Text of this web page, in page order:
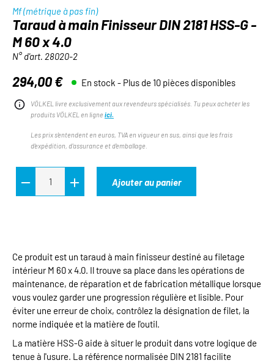
Mf (métrique à pas fin)
Taraud à main Finisseur DIN 2181 HSS-G -
M 60 x 4.0
N° d'art. 28020-2
Prix régulier :
294,00 € En stock - Plus de 10 pièces disponibles
VÖLKEL livre exclusivement aux revendeurs spécialisés. Tu peux acheter les
produits VÖLKEL en ligne ici.
Les prix s'entendent en euros, TVA en vigueur en sus, ainsi que les frais
d'expédition, d'assurance et d'emballage.
Ajouter au panier
Ce produit est un taraud à main finisseur destiné au filetage
intérieur M 60 x 4.0. Il trouve sa place dans les opérations de
maintenance, de réparation et de fabrication métallique lorsque
vous voulez garder une progression régulière et lisible. Pour
éviter une erreur de choix, contrôlez la désignation de filet, la
norme indiquée et la matière de l'outil.
La matière HSS-G aide à situer le produit dans votre logique de
tenue à l'usure. La référence normalisée DIN 2181 facilite